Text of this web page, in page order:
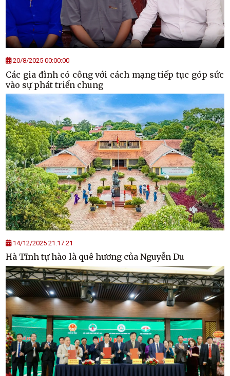
20/8/2025 00:00:00
Các gia đình có công với cách mạng tiếp tục góp sức
vào sự phát triển chung
14/12/2025 21:17:21
Hà Tĩnh tự hào là quê hương của Nguyễn Du